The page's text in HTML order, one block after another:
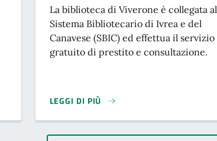
La biblioteca di Viverone è collegata al
Sistema Bibliotecario di Ivrea e del
Canavese (SBIC) ed effettua il servizio
gratuito di prestito e consultazione.
LEGGI DI PIÙ